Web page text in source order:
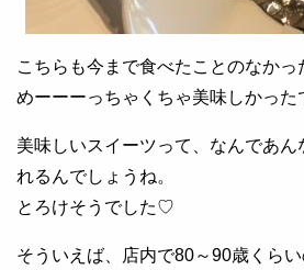
こちらも今まで食べたことのなかっ
めーーーっちゃくちゃ美味しかっ
美味しいスイーツって、なんであ
れるんでしょうね。
とろけそうでした♡
そういえば、店内で80～90歳くら